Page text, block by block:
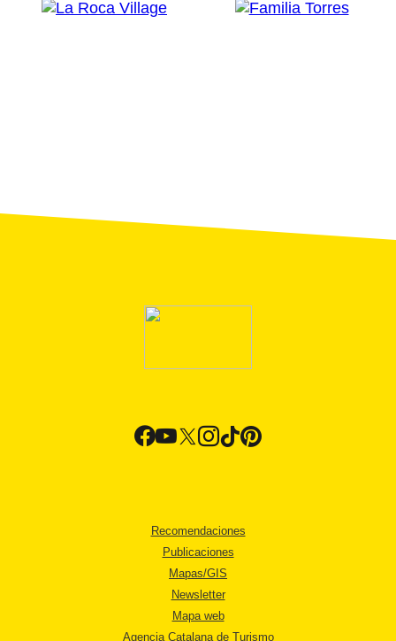
Recomendaciones
Publicaciones
Mapas/GIS
Newsletter
Mapa web
Agencia Catalana de Turismo